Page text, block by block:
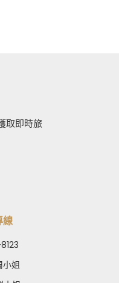
取即時旅
線
小姐